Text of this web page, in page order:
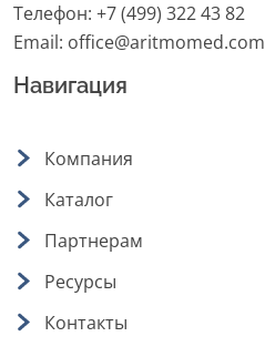
Телефон: +7 (499) 322 43 82
Email: office@aritmomed.com
Навигация
Компания
Каталог
Партнерам
Ресурсы
Контакты